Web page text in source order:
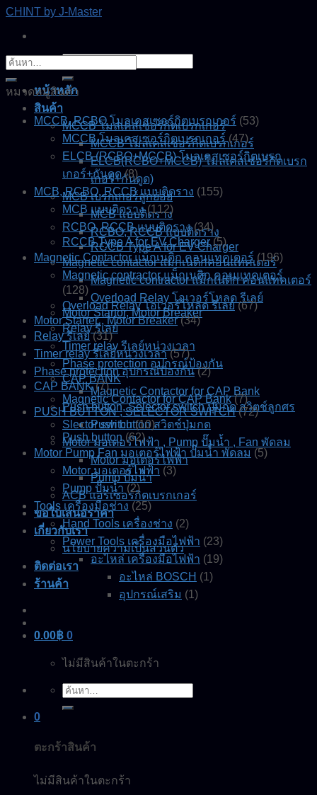
Skip
content
CHINT by J-Master
หน้าหลัก
สินค้า
MCCB โมลเคสเซอร์กิตเบรกเกอร์
MCCB โมลเคสเซอร์กิตเบรกเกอร์
ELCB(RCBO+MCCB) โมลเคสเซอร์กิตเบรก
เกอร์+กันดูด)
MCB เบรกเกอร์ลูกย่อย
MCB แบบติดราง
RCBO, RCCB แบบติดราง
RCCB Type A for EV Charger
Magnetic contactor แมกเนติกคอนแทคเตอร์
Magnetic contractor แม็กเนติก คอนแทคเตอร์
Overload Relay โอเวอร์โหลด รีเลย์
Motor Startor, Motor Breaker
Relay รีเลย์
Timer relay รีเลย์หน่วงเวลา
Phase protection อุปกรณ์ป้องกัน
CAP BANK
Magnetic Contactor for CAP Bank
Push button, Selector switch ปุ่มกด สวิตช์ลูกศร
Push button สวิตช์ปุ่มกด
Motor มอเตอร์ไฟฟ้า , Pump ปั๊มน้ำ , Fan พัดลม
Motor มอเตอร์ไฟฟ้า
Pump ปั๊มน้ำ
ACB แอร์เซอร์กิตเบรกเกอร์
ขอใบเสนอราคา
เกี่ยวกับเรา
นโยบายความเป็นส่วนตัว
ติดต่อเรา
ร้านค้า
0.00฿ 0
ไม่มีสินค้าในตะกร้า
ค้นหา:
0
ตะกร้าสินค้า
ไม่มีสินค้าในตะกร้า
ค้นหา:
หมวดหมู่สินค้า
MCCB, RCBO โมลเคสเซอร์กิตเบรกเกอร์ (53)
MCCB โมลเคสเซอร์กิตเบรกเกอร์ (47)
ELCB (RCBO+MCCB) โมลเคสเซอร์กิตเบรก
เกอร์+กันดูด (8)
MCB, RCBO, RCCB แบบติดราง (155)
MCB แบบติดราง (112)
RCBO, RCCB แบบติดราง (34)
RCCB Type A for EV Charger (5)
Magnetic Contactor แม็กเนติก คอนแทคเตอร์ (196)
Magnetic contractor แม็กเนติก คอนแทคเตอร์
(128)
Overload Relay โอเวอร์โหลด รีเลย์ (67)
Motor Starter , Motor Breaker (34)
Relay รีเลย์ (31)
Timer relay รีเลย์หน่วงเวลา (57)
Phase protection อุปกรณ์ป้องกัน (2)
CAP BANK (7)
Magnetic Contactor for CAP Bank (7)
PUSH BUTTON , SELECTOR SWITCH (72)
Slector switch (10)
Push button (62)
Motor Pump Fan มอเตอร์ไฟฟ้า ปั๊มน้ำ พัดลม (5)
Motor มอเตอร์ไฟฟ้า (3)
Pump ปั๊มน้ำ (2)
Tools เครื่องมือช่าง (25)
Hand Tools เครื่องช่าง (2)
Power Tools เครื่องมือไฟฟ้า (23)
อะไหล่ เครื่องมือไฟฟ้า (19)
อะไหล่ BOSCH (1)
อุปกรณ์เสริม (1)